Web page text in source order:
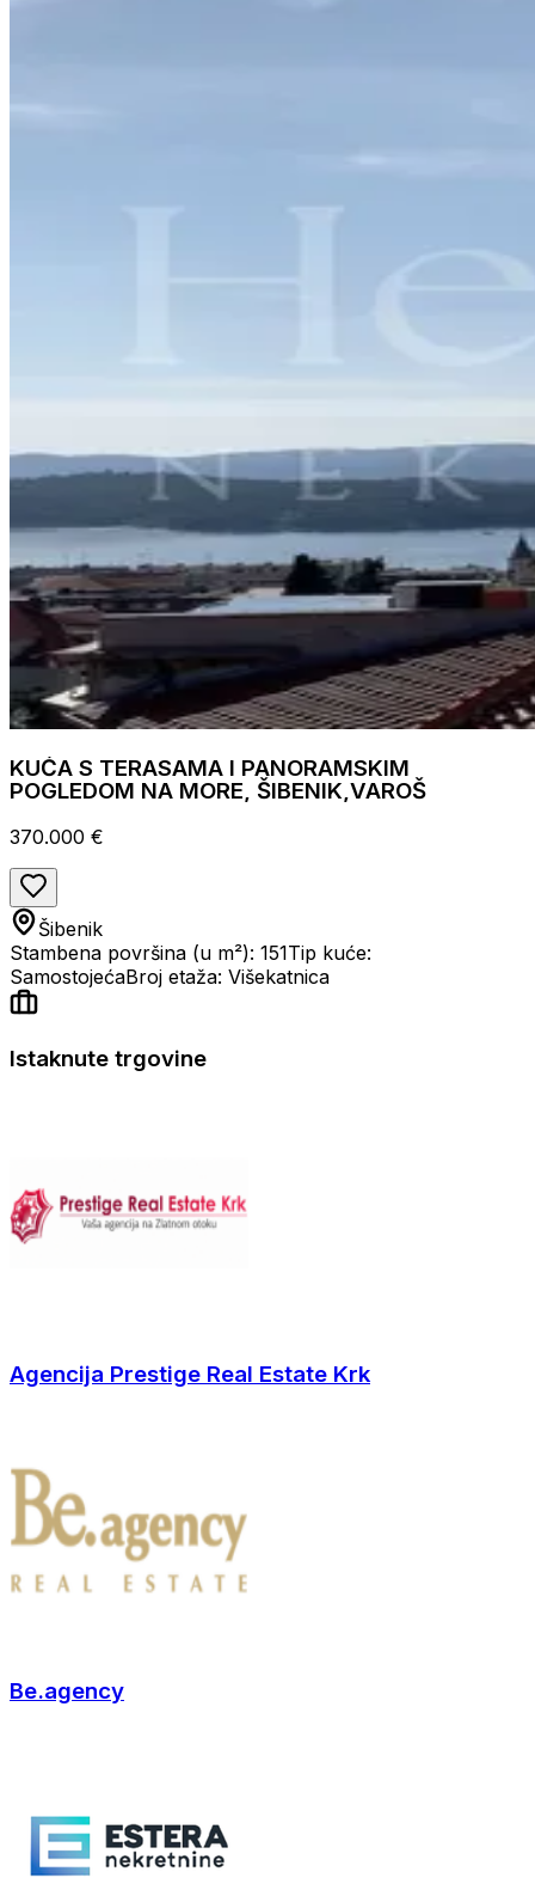
KUĆA S TERASAMA I PANORAMSKIM
POGLEDOM NA MORE, ŠIBENIK,VAROŠ
370.000 €
Šibenik
Stambena površina (u m²): 151Tip kuće:
SamostojećaBroj etaža: Višekatnica
Istaknute trgovine
Agencija Prestige Real Estate Krk
Be.agency